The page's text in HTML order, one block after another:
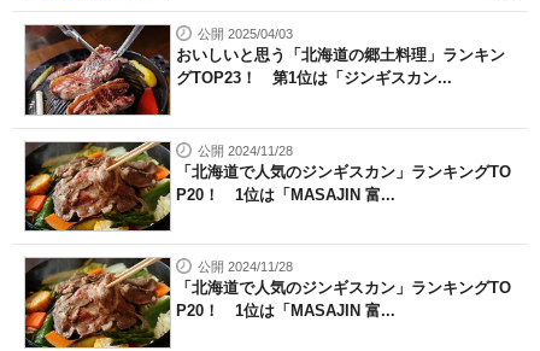
公開 2025/04/03
おいしいと思う「北海道の郷土料理」ランキン
グTOP23！ 第1位は「ジンギスカン...
公開 2024/11/28
「北海道で人気のジンギスカン」ランキングTO
P20！ 1位は「MASAJIN 富...
公開 2024/11/28
「北海道で人気のジンギスカン」ランキングTO
P20！ 1位は「MASAJIN 富...